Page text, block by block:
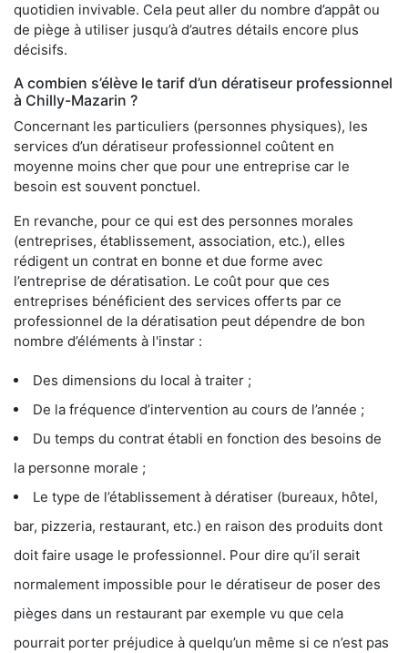
quotidien invivable. Cela peut aller du nombre d’appât ou
de piège à utiliser jusqu’à d’autres détails encore plus
décisifs.
A combien s’élève le tarif d’un dératiseur professionnel
à Chilly-Mazarin ?
Concernant les particuliers (personnes physiques), les
services d’un dératiseur professionnel coûtent en
moyenne moins cher que pour une entreprise car le
besoin est souvent ponctuel.
En revanche, pour ce qui est des personnes morales
(entreprises, établissement, association, etc.), elles
rédigent un contrat en bonne et due forme avec
l’entreprise de dératisation. Le coût pour que ces
entreprises bénéficient des services offerts par ce
professionnel de la dératisation peut dépendre de bon
nombre d’éléments à l'instar :
Des dimensions du local à traiter ;
De la fréquence d’intervention au cours de l’année ;
Du temps du contrat établi en fonction des besoins de
la personne morale ;
Le type de l’établissement à dératiser (bureaux, hôtel,
bar, pizzeria, restaurant, etc.) en raison des produits dont
doit faire usage le professionnel. Pour dire qu’il serait
normalement impossible pour le dératiseur de poser des
pièges dans un restaurant par exemple vu que cela
pourrait porter préjudice à quelqu’un même si ce n’est pas